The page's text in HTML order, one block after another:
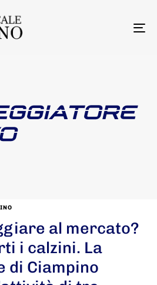
al mercato?
i calzini. La
di Ciampino